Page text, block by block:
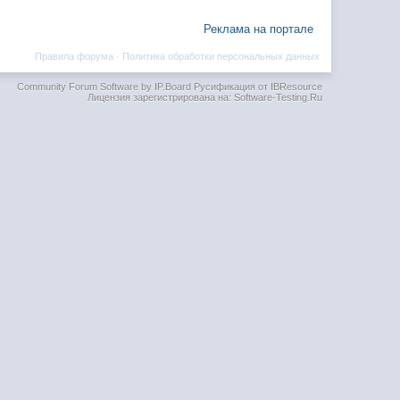
Реклама на портале
Политика обработки персональных данных
Правила форума ·
Community Forum Software by IP.BoardРусификация от IBResource
Лицензия зарегистрирована на: Software-Testing.Ru